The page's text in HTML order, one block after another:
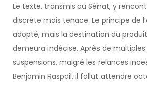
Le texte, transmis au Sénat, y
discrète mais tenace. Le principe de
adopté, mais la destination du
demeura indécise. Après de
suspensions, malgré les relances
Benjamin Raspail, il fallut attendre